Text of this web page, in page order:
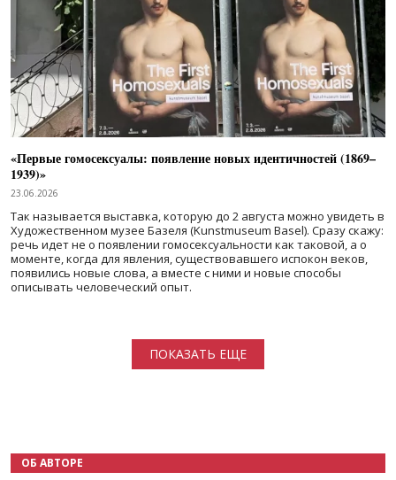
«Первые гомосексуалы: появление новых идентичностей (1869–
1939)»
23.06.2026
Так называется выставка, которую до 2 августа можно увидеть в
Художественном музее Базеля (Kunstmuseum Basel). Сразу скажу:
речь идет не о появлении гомосексуальности как таковой, а о
моменте, когда для явления, существовавшего испокон веков,
появились новые слова, а вместе с ними и новые способы
описывать человеческий опыт.
ПОКАЗАТЬ ЕЩЕ
ОБ АВТОРЕ